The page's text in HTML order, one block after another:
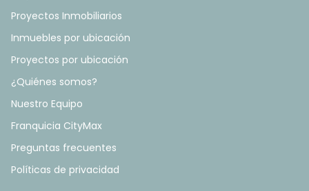
Proyectos Inmobiliarios
Inmuebles por ubicación
Proyectos por ubicación
¿Quiénes somos?
Nuestro Equipo
Franquicia CityMax
Preguntas frecuentes
Políticas de privacidad